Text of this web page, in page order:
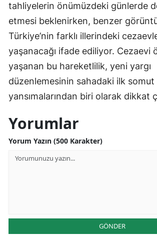
tahliyelerin önümüzdeki günlerde
etmesi beklenirken, benzer
Türkiye’nin farklı illerindeki
yaşanacağı ifade ediliyor. Cezaevi
yaşanan bu hareketlilik, yeni yargı
düzenlemesinin sahadaki ilk somut
yansımalarından biri olarak dikkat
Yorumlar
Yorum Yazın (500 Karakter)
GÖNDER